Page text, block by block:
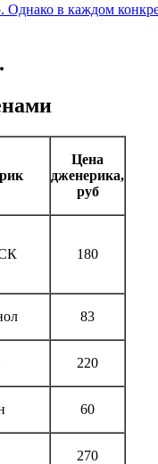
в каждом
Цена
дженерика,
руб
180
83
220
60
270